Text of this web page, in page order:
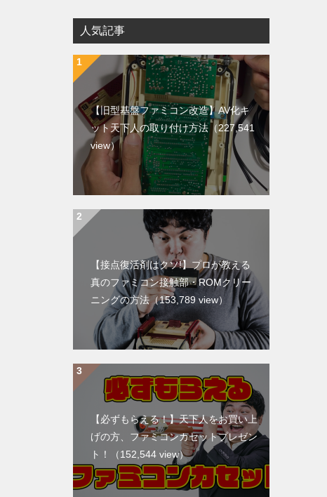
人気記事
【旧型基盤ファミコン改造】AV化キ
ット天下人の取り付け方法 （227,541
view）
【接点復活剤はクソ!】プロが教える
真のファミコン接触部・ROMクリー
ニングの方法 （153,789 view）
【必ずもらえる！】天下人をお買い上
げの方、ファミコンカセットプレゼン
ト！
（152,544 view）